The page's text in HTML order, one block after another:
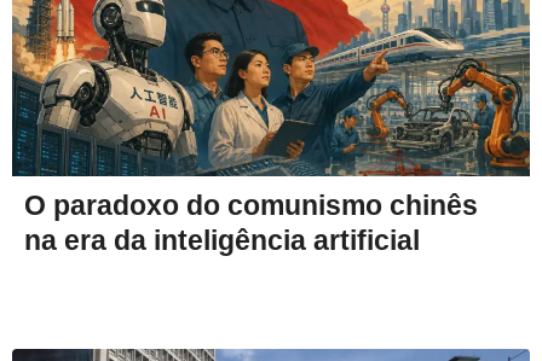
O paradoxo do comunismo chinês
na era da inteligência artificial